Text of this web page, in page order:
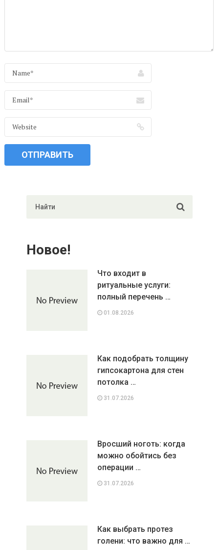
Новое!
Что входит в
ритуальные услуги:
полный перечень …
01.08.2026
Как подобрать толщину
гипсокартона для стен
потолка …
31.07.2026
Вросший ноготь: когда
можно обойтись без
операции …
31.07.2026
Как выбрать протез
голени: что важно для …